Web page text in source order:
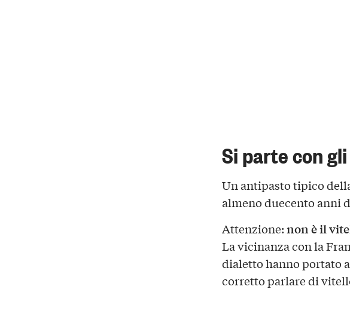
Si parte con
Un antipasto tipico
almeno duecento anni
Attenzione:non è il
La vicinanza con la
dialetto hanno portato
corretto parlare di